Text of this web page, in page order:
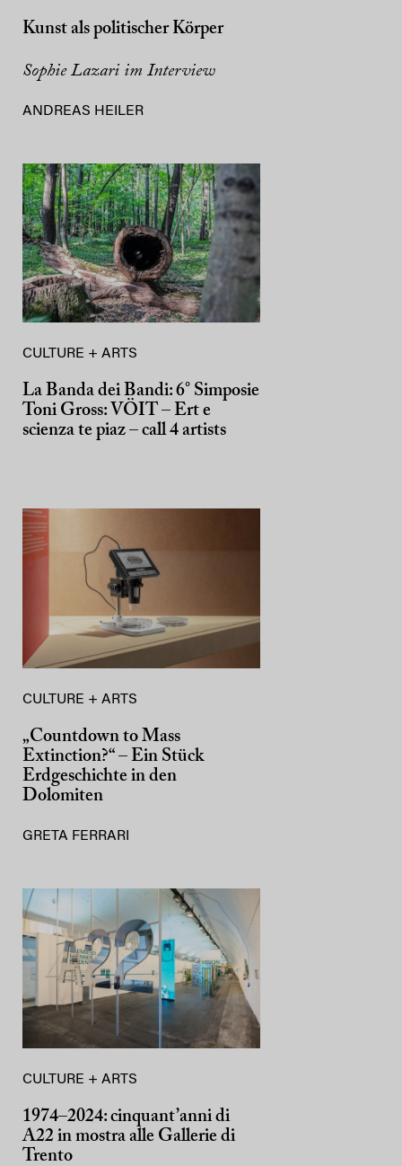
Kunst als politischer Körper
Sophie Lazari im Interview
ANDREAS HEILER
CULTURE + ARTS
La Banda dei Bandi: 6° Simposie
Toni Gross: VÖIT – Ert e
scienza te piaz – call 4 artists
CULTURE + ARTS
„Countdown to Mass
Extinction?“ – Ein Stück
Erdgeschichte in den
Dolomiten
GRETA FERRARI
CULTURE + ARTS
1974–2024: cinquant’anni di
A22 in mostra alle Gallerie di
Trento